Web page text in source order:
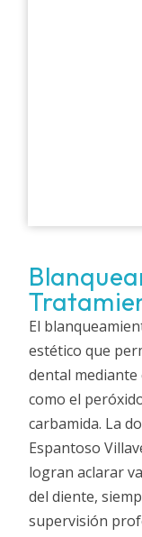
El
estético que
dental
como el
carbamida. La
Espantoso
logran aclarar
del diente,
supervisión